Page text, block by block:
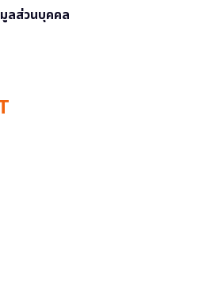
ลส่วนบุคคล